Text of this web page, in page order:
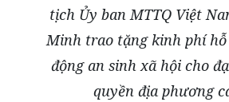
tịch Ủy ban MTTQ Việt
Minh trao tặng kinh phí
động an sinh xã hội cho
quyền địa phương